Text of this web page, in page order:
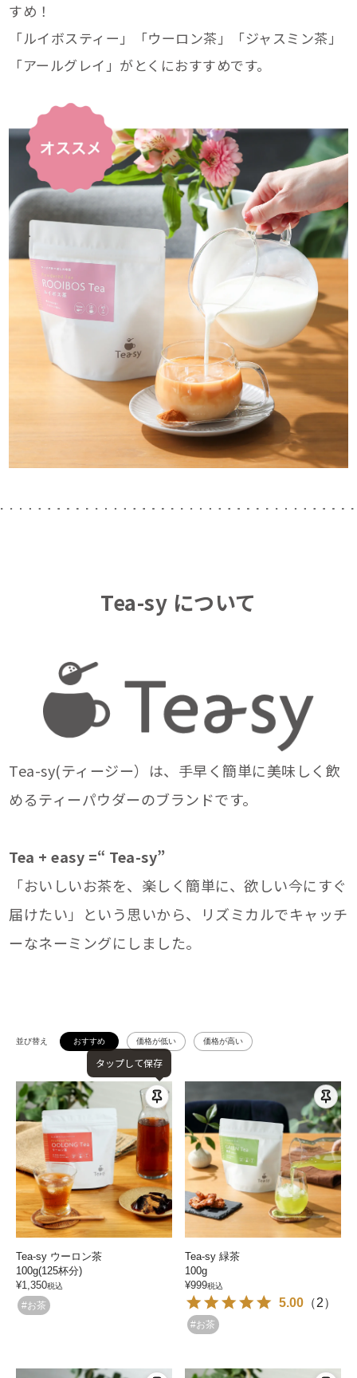
すめ！
「ルイボスティー」「ウーロン茶」「ジャスミン茶」
「アールグレイ」がとくにおすすめです。
Tea-sy について
Tea-sy(ティージー）は、手早く簡単に美味しく飲
めるティーパウダーのブランドです。
Tea + easy =“ Tea-sy”
「おいしいお茶を、楽しく簡単に、欲しい今にすぐ
届けたい」という思いから、リズミカルでキャッチ
ーなネーミングにしました。
並び替え おすすめ 価格が低い 価格が高い
タップして保存
Tea-sy ウーロン茶
100g(125杯分)
¥1,350税込
#お茶
Tea-sy 緑茶
100g
¥999税込
5.00 （2）
#お茶